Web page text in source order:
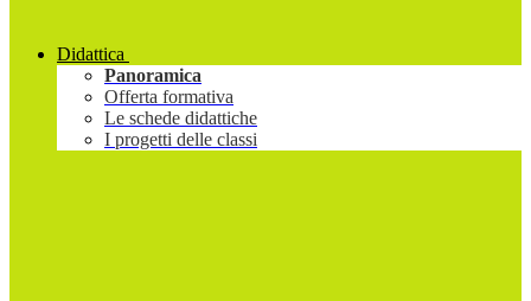
Didattica
Panoramica
Offerta formativa
Le schede didattiche
I progetti delle classi